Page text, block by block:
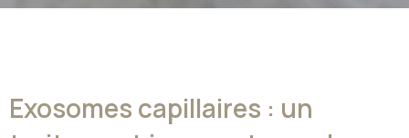
Exosomes capillaires : un